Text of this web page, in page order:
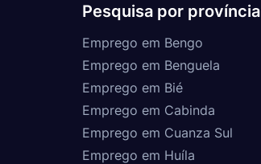
Pesquisa por província
Emprego em Bengo
Emprego em Benguela
Emprego em Bié
Emprego em Cabinda
Emprego em Cuanza Sul
Emprego em Huíla